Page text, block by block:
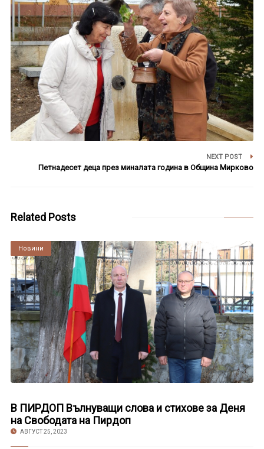
NEXT POST
Петнадесет деца през миналата година в Община Мирково
Related Posts
Култура
Новини
В ПИРДОП Вълнуващи слова и стихове за Деня
на Свободата на Пирдоп
АВГУСТ 25, 2023